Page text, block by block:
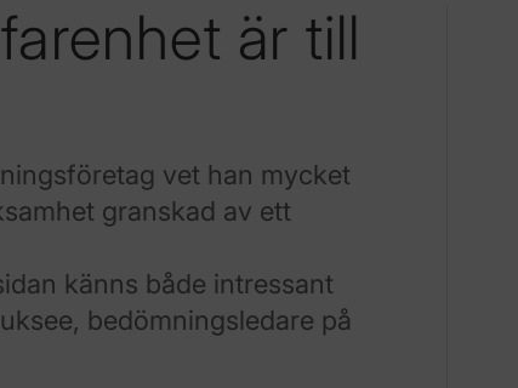
är till
vet han mycket
granskad av ett
känns både intressant
bedömningsledare på